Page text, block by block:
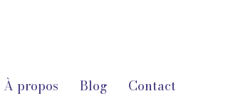
À propos Blog Contact